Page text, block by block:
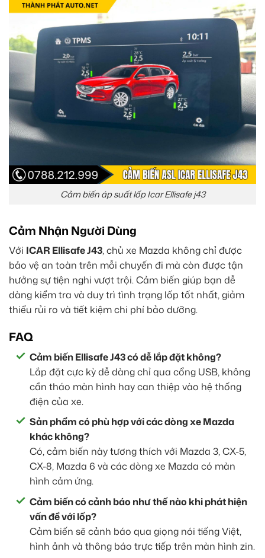
Cảm biến áp suất lốp Icar Ellisafe j43
Cảm Nhận Người Dùng
Với ICAR Ellisafe J43, chủ xe Mazda không chỉ được
bảo vệ an toàn trên mỗi chuyến đi mà còn được tận
hưởng sự tiện nghi vượt trội. Cảm biến giúp bạn dễ
dàng kiểm tra và duy trì tình trạng lốp tốt nhất, giảm
thiểu rủi ro và tiết kiệm chi phí bảo dưỡng.
FAQ
Cảm biến Ellisafe J43 có dễ lắp đặt không?
Lắp đặt cực kỳ dễ dàng chỉ qua cổng USB, không
cần tháo màn hình hay can thiệp vào hệ thống
điện của xe.
Sản phẩm có phù hợp với các dòng xe Mazda
khác không?
Có, cảm biến này tương thích với Mazda 3, CX-5,
CX-8, Mazda 6 và các dòng xe Mazda có màn
hình cảm ứng.
Cảm biến có cảnh báo như thế nào khi phát hiện
vấn đề với lốp?
Cảm biến sẽ cảnh báo qua giọng nói tiếng Việt,
hình ảnh và thông báo trực tiếp trên màn hình zin.